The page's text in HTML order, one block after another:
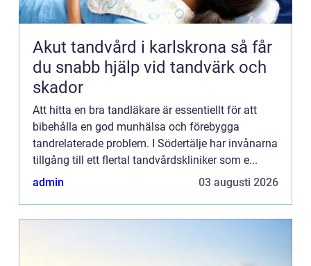
Akut tandvård i karlskrona så får
du snabb hjälp vid tandvärk och
skador
Att hitta en bra tandläkare är essentiellt för att
bibehålla en god munhälsa och förebygga
tandrelaterade problem. I Södertälje har invånarna
tillgång till ett flertal tandvårdskliniker som e...
admin
03 augusti 2026